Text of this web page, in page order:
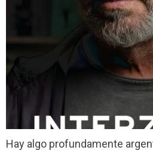
Hay algo profundamente